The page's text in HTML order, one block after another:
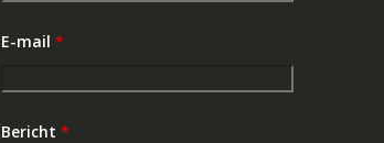
E-mail *
Bericht *